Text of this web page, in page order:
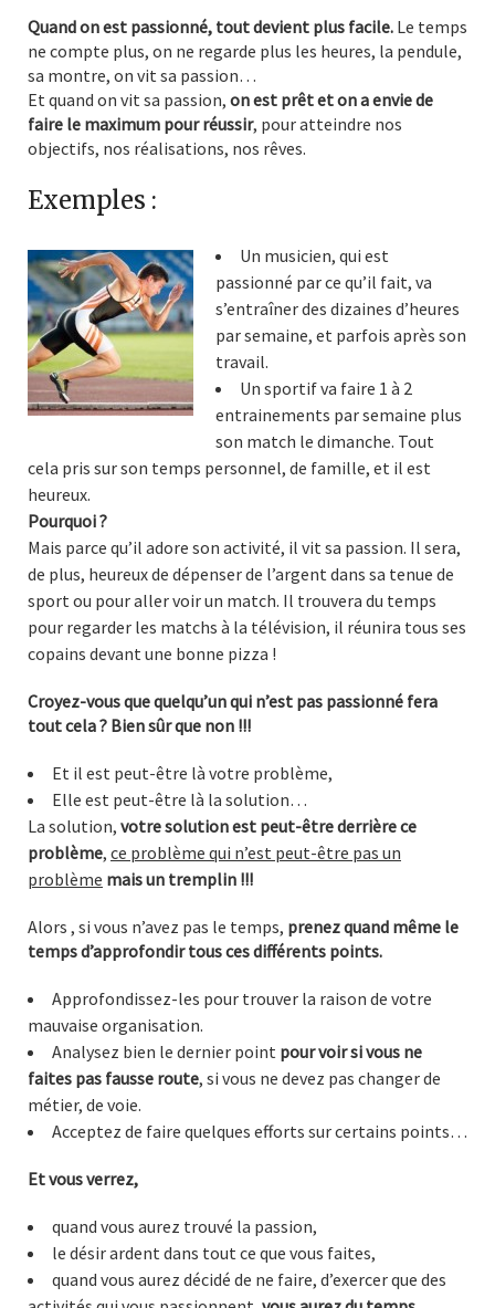
Quand on est passionné, tout devient plus facile. Le temps
ne compte plus, on ne regarde plus les heures, la pendule,
sa montre, on vit sa passion…
Et quand on vit sa passion, on est prêt et on a envie de
faire le maximum pour réussir, pour atteindre nos
objectifs, nos réalisations, nos rêves.
Exemples :
Un musicien, qui est
passionné par ce qu’il fait, va
s’entraîner des dizaines d’heures
par semaine, et parfois après son
travail.
Un sportif va faire 1 à 2
entrainements par semaine plus
son match le dimanche. Tout
cela pris sur son temps personnel, de famille, et il est
heureux.
Pourquoi ?
Mais parce qu’il adore son activité, il vit sa passion. Il sera,
de plus, heureux de dépenser de l’argent dans sa tenue de
sport ou pour aller voir un match. Il trouvera du temps
pour regarder les matchs à la télévision, il réunira tous ses
copains devant une bonne pizza !
Croyez-vous que quelqu’un qui n’est pas passionné fera
tout cela ? Bien sûr que non !!!
Et il est peut-être là votre problème,
Elle est peut-être là la solution…
La solution, votre solution est peut-être derrière ce
problème, ce problème qui n’est peut-être pas un
problème mais un tremplin !!!
Alors , si vous n’avez pas le temps, prenez quand même le
temps d’approfondir tous ces différents points.
Approfondissez-les pour trouver la raison de votre
mauvaise organisation.
Analysez bien le dernier point pour voir si vous ne
faites pas fausse route, si vous ne devez pas changer de
métier, de voie.
Acceptez de faire quelques efforts sur certains points…
Et vous verrez,
quand vous aurez trouvé la passion,
le désir ardent dans tout ce que vous faites,
quand vous aurez décidé de ne faire, d’exercer que des